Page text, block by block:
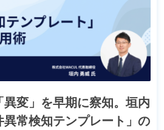
変」を早期に察知。垣内
常検知テンプレート」の